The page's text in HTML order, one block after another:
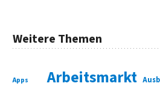
Weitere Themen
Apps Arbeitsmarkt